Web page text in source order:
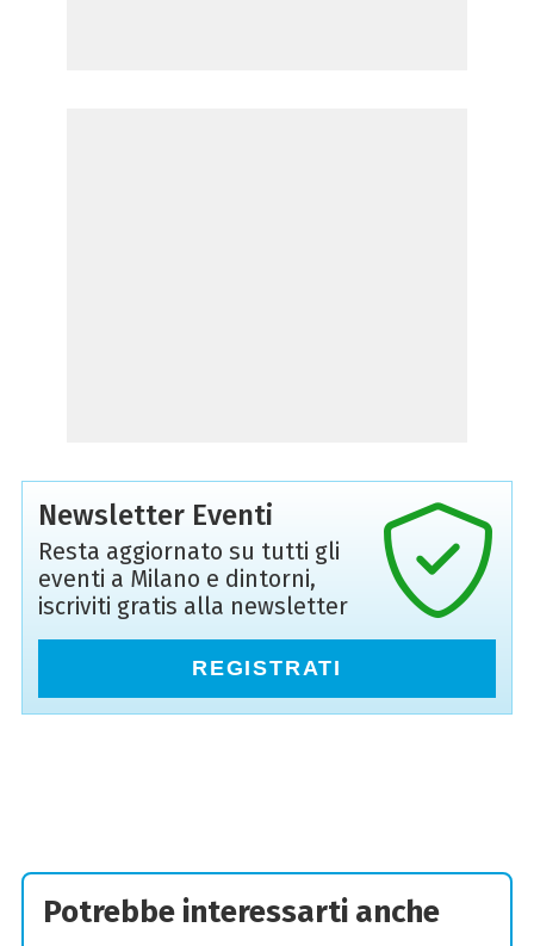
Newsletter Eventi
Resta aggiornato su tutti gli
eventi a Milano e dintorni,
iscriviti gratis alla newsletter
REGISTRATI
Potrebbe interessarti anche